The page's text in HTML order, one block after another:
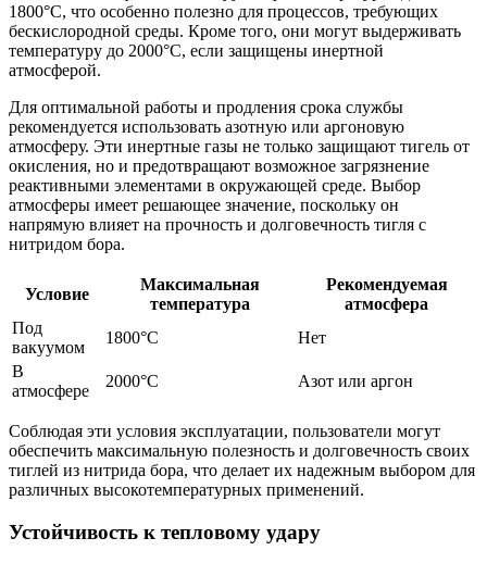
1800°C, что особенно полезно для процессов, требующих
бескислородной среды. Кроме того, они могут выдерживать
температуру до 2000°C, если защищены инертной
атмосферой.
Для оптимальной работы и продления срока службы
рекомендуется использовать азотную или аргоновую
атмосферу. Эти инертные газы не только защищают тигель от
окисления, но и предотвращают возможное загрязнение
реактивными элементами в окружающей среде. Выбор
атмосферы имеет решающее значение, поскольку он
напрямую влияет на прочность и долговечность тигля с
нитридом бора.
Условие
Максимальная
температура
Рекомендуемая
атмосфера
Под
вакуумом
1800°C
Нет
В
атмосфере
2000°C Азот или аргон
Соблюдая эти условия эксплуатации, пользователи могут
обеспечить максимальную полезность и долговечность своих
тиглей из нитрида бора, что делает их надежным выбором для
различных высокотемпературных применений.
Устойчивость к тепловому удару